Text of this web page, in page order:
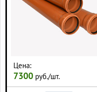
Цена:
7300 руб./шт.